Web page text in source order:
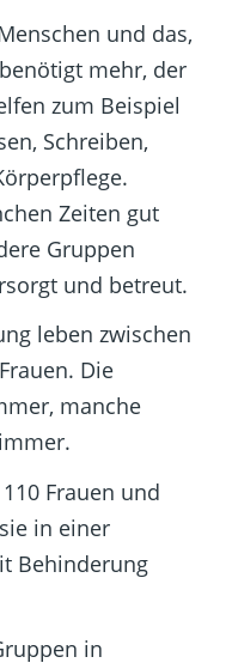
und das,
mehr, der
zum Beispiel
Schreiben,
Zeiten gut
Gruppen
und betreut.
leben zwischen
Die
manche
Frauen und
in einer
Behinderung
in